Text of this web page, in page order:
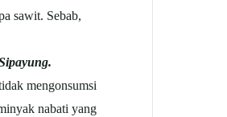
sawit. Sebab,
mengonsumsi
nabati yang